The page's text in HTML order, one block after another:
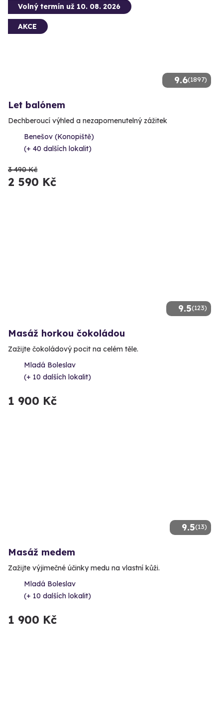
9.6(1897)
Volný termín už 10. 08. 2026
AKCE
Let balónem
Dechberoucí výhled a nezapomenutelný zážitek
Benešov (Konopiště)
(+ 40 dalších lokalit)
3 490 Kč
2 590 Kč
9.5(123)
Masáž horkou čokoládou
Zažijte čokoládový pocit na celém těle.
Mladá Boleslav
(+ 10 dalších lokalit)
1 900 Kč
9.5(13)
Masáž medem
Zažijte výjimečné účinky medu na vlastní kůži.
Mladá Boleslav
(+ 10 dalších lokalit)
1 900 Kč